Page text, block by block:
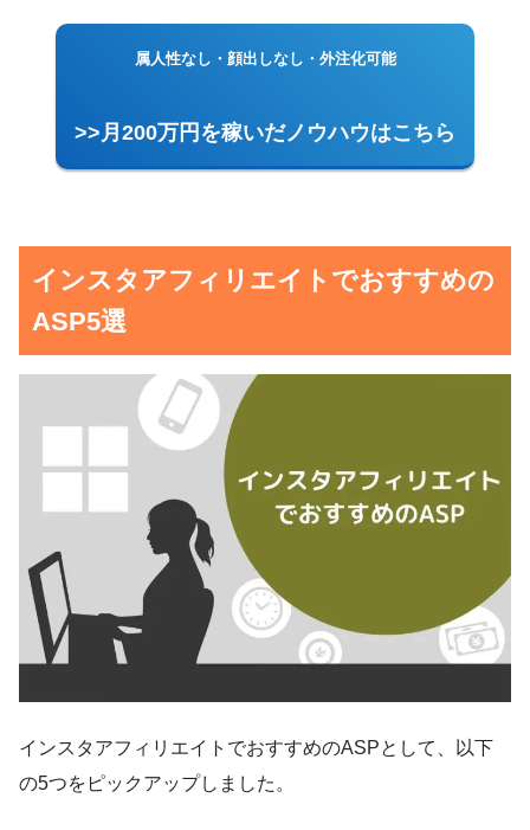
属人性なし・顔出しなし・外注化可能
>>月200万円を稼いだノウハウはこちら
インスタアフィリエイトでおすすめの
ASP5選
インスタアフィリエイトでおすすめのASPとして、以下
の5つをピックアップしました。